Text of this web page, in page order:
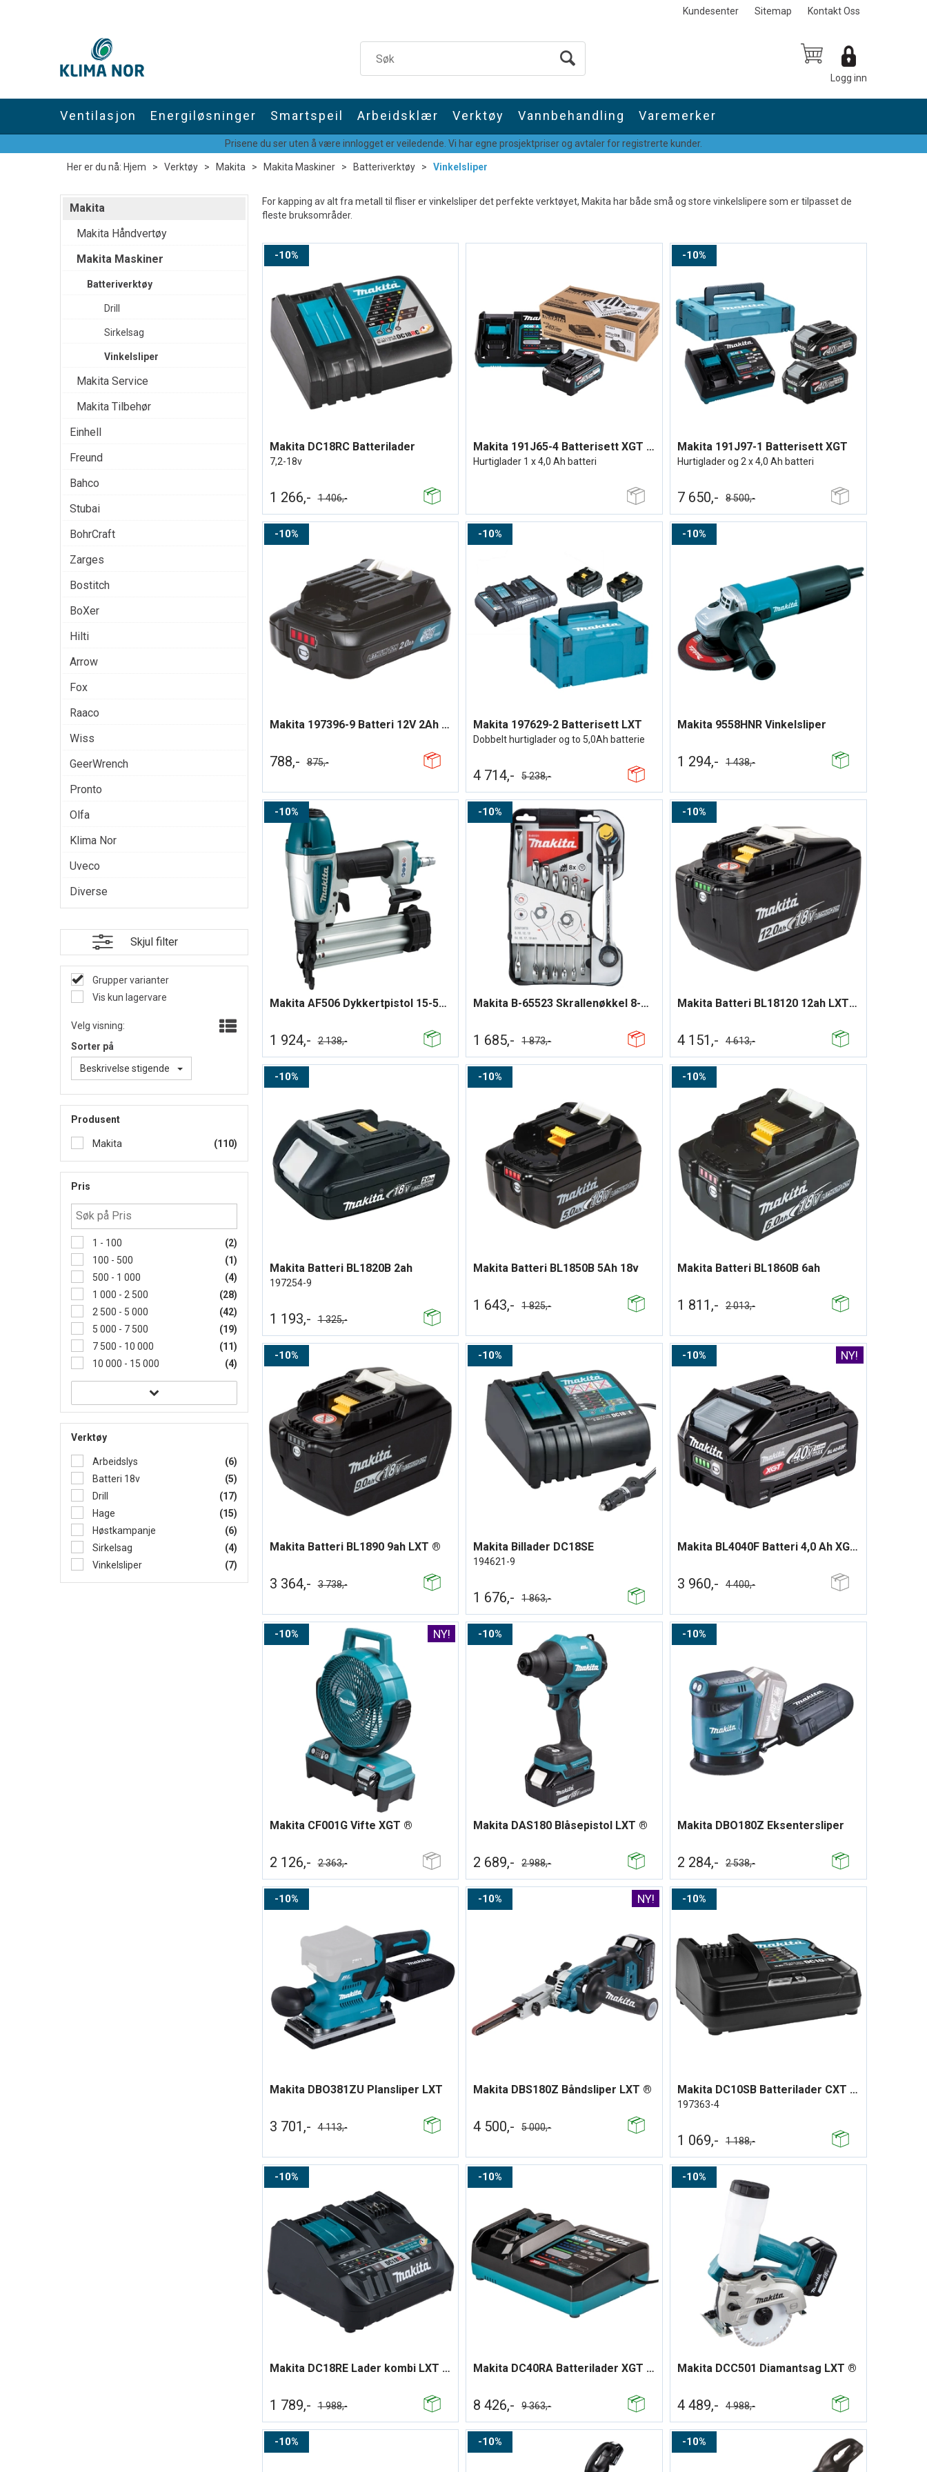
Kundesenter Sitemap Kontakt Oss
Logg inn
Ventilasjon Energiløsninger Smartspeil Arbeidsklær Verktøy Vannbehandling Varemerker
Prisene du ser uten å være innlogget er veiledende. Vi har egne prosjektpriser og avtaler for registrerte kunder.
Her er du nå: Hjem > Verktøy > Makita > Makita Maskiner > Batteriverktøy > Vinkelsliper
Skjul filter
Grupper varianter
Vis kun lagervare
Velg visning:
Sorter på
Beskrivelse stigende
Produsent
Makita (110)
Pris
1 - 100
(2)
100 - 500
(1)
500 - 1 000
(4)
1 000 - 2 500
(28)
2 500 - 5 000
(42)
5 000 - 7 500
(19)
7 500 - 10 000
(11)
10 000 - 15 000
(4)
Verktøy
Arbeidslys
(6)
Batteri 18v
(5)
Drill
(17)
Hage
(15)
Høstkampanje
(6)
Sirkelsag
(4)
Vinkelsliper
(7)
Makita
Makita Håndvertøy
Makita Maskiner
Batteriverktøy
Drill
Sirkelsag
Vinkelsliper
Makita Service
Makita Tilbehør
Einhell
Freund
Bahco
Stubai
BohrCraft
Zarges
Bostitch
BoXer
Hilti
Arrow
Fox
Raaco
Wiss
GeerWrench
Pronto
Olfa
Klima Nor
Uveco
Diverse
For kapping av alt fra metall til fliser er vinkelsliper det perfekte verktøyet, Makita har både små og store vinkelslipere som er tilpasset de
fleste bruksområder.
10%
Makita DC18RC Batterilader
7,2-18v
1 266,- 1 406,-
Makita 191J65-4 Batterisett XGT ®
Hurtiglader 1 x 4,0 Ah batteri
10%
Makita 191J97-1 Batterisett XGT
Hurtiglader og 2 x 4,0 Ah batteri
7 650,- 8 500,-
10%
Makita 197396-9 Batteri 12V 2Ah Eske
788,- 875,-
10%
Makita 197629-2 Batterisett LXT
Dobbelt hurtiglader og to 5,0Ah batterie
4 714,- 5 238,-
10%
Makita 9558HNR Vinkelsliper
1 294,- 1 438,-
10%
Makita AF506 Dykkertpistol 15-50mm
1 924,- 2 138,-
10%
Makita B-65523 Skrallenøkkel 8-19mm
1 685,- 1 873,-
10%
Makita Batteri BL18120 12ah LXT ®
4 151,- 4 613,-
10%
Makita Batteri BL1820B 2ah
197254-9
1 193,- 1 325,-
10%
Makita Batteri BL1850B 5Ah 18v
1 643,- 1 825,-
10%
Makita Batteri BL1860B 6ah
1 811,- 2 013,-
10%
Makita Batteri BL1890 9ah LXT ®
3 364,- 3 738,-
10%
Makita Billader DC18SE
194621-9
1 676,- 1 863,-
10%
Makita BL4040F Batteri 4,0 Ah XGT ®
3 960,- 4 400,-
10%
Makita CF001G Vifte XGT ®
2 126,- 2 363,-
10%
Makita DAS180 Blåsepistol LXT ®
2 689,- 2 988,-
10%
Makita DBO180Z Eksentersliper
2 284,- 2 538,-
10%
Makita DBO381ZU Plansliper LXT
3 701,- 4 113,-
10%
Makita DBS180Z Båndsliper LXT ®
4 500,- 5 000,-
10%
Makita DC10SB Batterilader CXT ® 12v
197363-4
1 069,- 1 188,-
10%
Makita DC18RE Lader kombi LXT ® / CXT ®
1 789,- 1 988,-
10%
Makita DC40RA Batterilader XGT ®
8 426,- 9 363,-
10%
Makita DCC501 Diamantsag LXT ®
4 489,- 4 988,-
10% 10% 10%